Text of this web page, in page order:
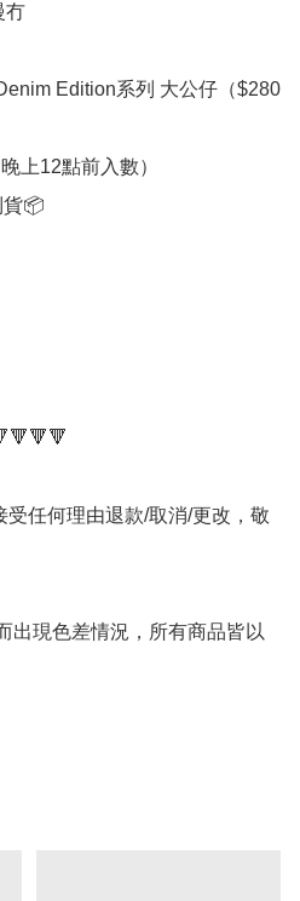
冇
Edition系列 大公仔（$280
上12點前入數）
貨📦
任何理由退款/取消/更改，敬
出現色差情況，所有商品皆以